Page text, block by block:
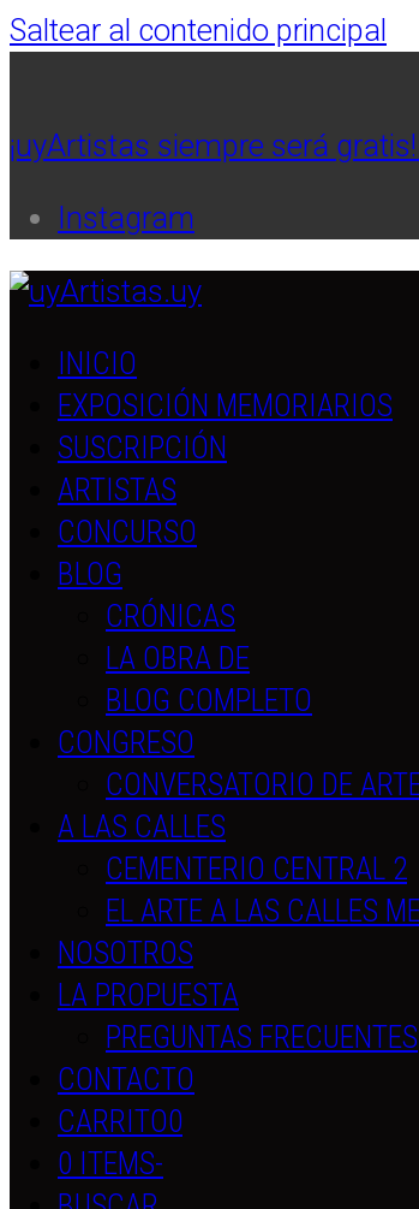
Saltear al contenido principal
¡uyArtistas siempre será
Instagram
INICIO
EXPOSICIÓN MEMORIARIOS
SUSCRIPCIÓN
ARTISTAS
CONCURSO
BLOG
CRÓNICAS
LA OBRA DE
BLOG COMPLETO
CONGRESO
CONVERSATORIO DE
A LAS CALLES
CEMENTERIO CENTRAL 2
EL ARTE A LAS CALLES
NOSOTROS
LA PROPUESTA
PREGUNTAS FRECUENTES
CONTACTO
CARRITO0
0 ITEMS-